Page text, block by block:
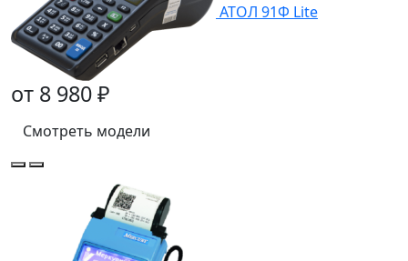
АТОЛ 91Ф Lite
от 8 980 ₽
Смотреть модели